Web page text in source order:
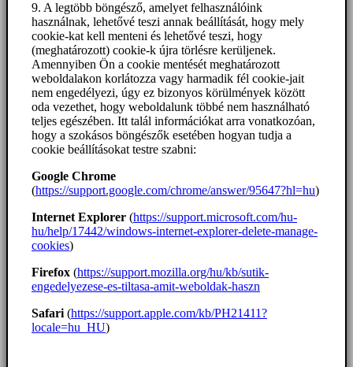
9. A legtöbb böngésző, amelyet felhasználóink
használnak, lehetővé teszi annak beállítását, hogy mely
cookie-kat kell menteni és lehetővé teszi, hogy
(meghatározott) cookie-k újra törlésre kerüljenek.
Amennyiben Ön a cookie mentését meghatározott
weboldalakon korlátozza vagy harmadik fél cookie-jait
nem engedélyezi, úgy ez bizonyos körülmények között
oda vezethet, hogy weboldalunk többé nem használható
teljes egészében. Itt talál információkat arra vonatkozóan,
hogy a szokásos böngészők esetében hogyan tudja a
cookie beállításokat testre szabni:
Google Chrome
(https://support.google.com/chrome/answer/95647?hl=hu)
Internet Explorer (https://support.microsoft.com/hu-
hu/help/17442/windows-internet-explorer-delete-manage-
cookies)
Firefox (https://support.mozilla.org/hu/kb/sutik-
engedelyezese-es-tiltasa-amit-weboldak-haszn
Safari (https://support.apple.com/kb/PH21411?
locale=hu_HU)